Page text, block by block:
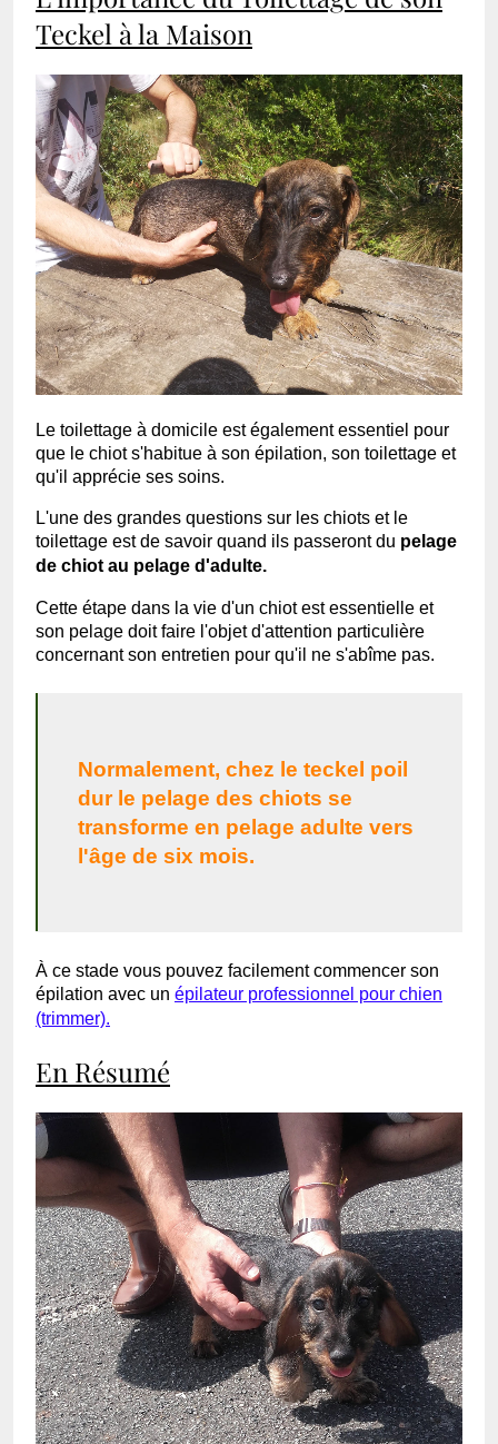
Teckel à la Maison
Le toilettage à domicile est également essentiel pour
que le chiot s'habitue à son épilation, son toilettage et
qu'il apprécie ses soins.
L'une des grandes questions sur les chiots et le
toilettage est de savoir quand ils passeront du pelage
de chiot au pelage d'adulte.
Cette étape dans la vie d'un chiot est essentielle et
son pelage doit faire l'objet d'attention particulière
concernant son entretien pour qu'il ne s'abîme pas.
Normalement, chez le teckel poil
dur le pelage des chiots se
transforme en pelage adulte vers
l'âge de six mois.
À ce stade vous pouvez facilement commencer son
épilation avec un épilateur professionnel pour chien
(trimmer).
En Résumé